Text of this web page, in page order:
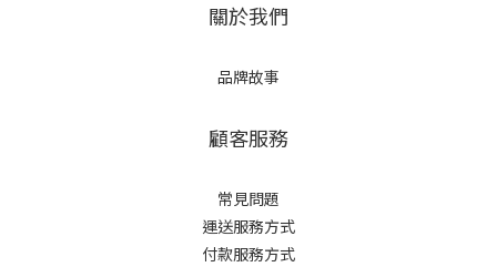
關於我們
品牌故事
顧客服務
常見問題
運送服務方式
付款服務方式